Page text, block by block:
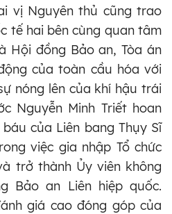
vị Nguyên thủ cũng trao
tế hai bên cùng quan tâm
Hội đồng Bảo an, Tòa án
của toàn cầu hóa với
nóng lên của khí hậu trái
Nguyễn Minh Triết hoan
của Liên bang Thụy Sĩ
việc gia nhập Tổ chức
trở thành Ủy viên không
Bảo an Liên hiệp quốc.
giá cao đóng góp của